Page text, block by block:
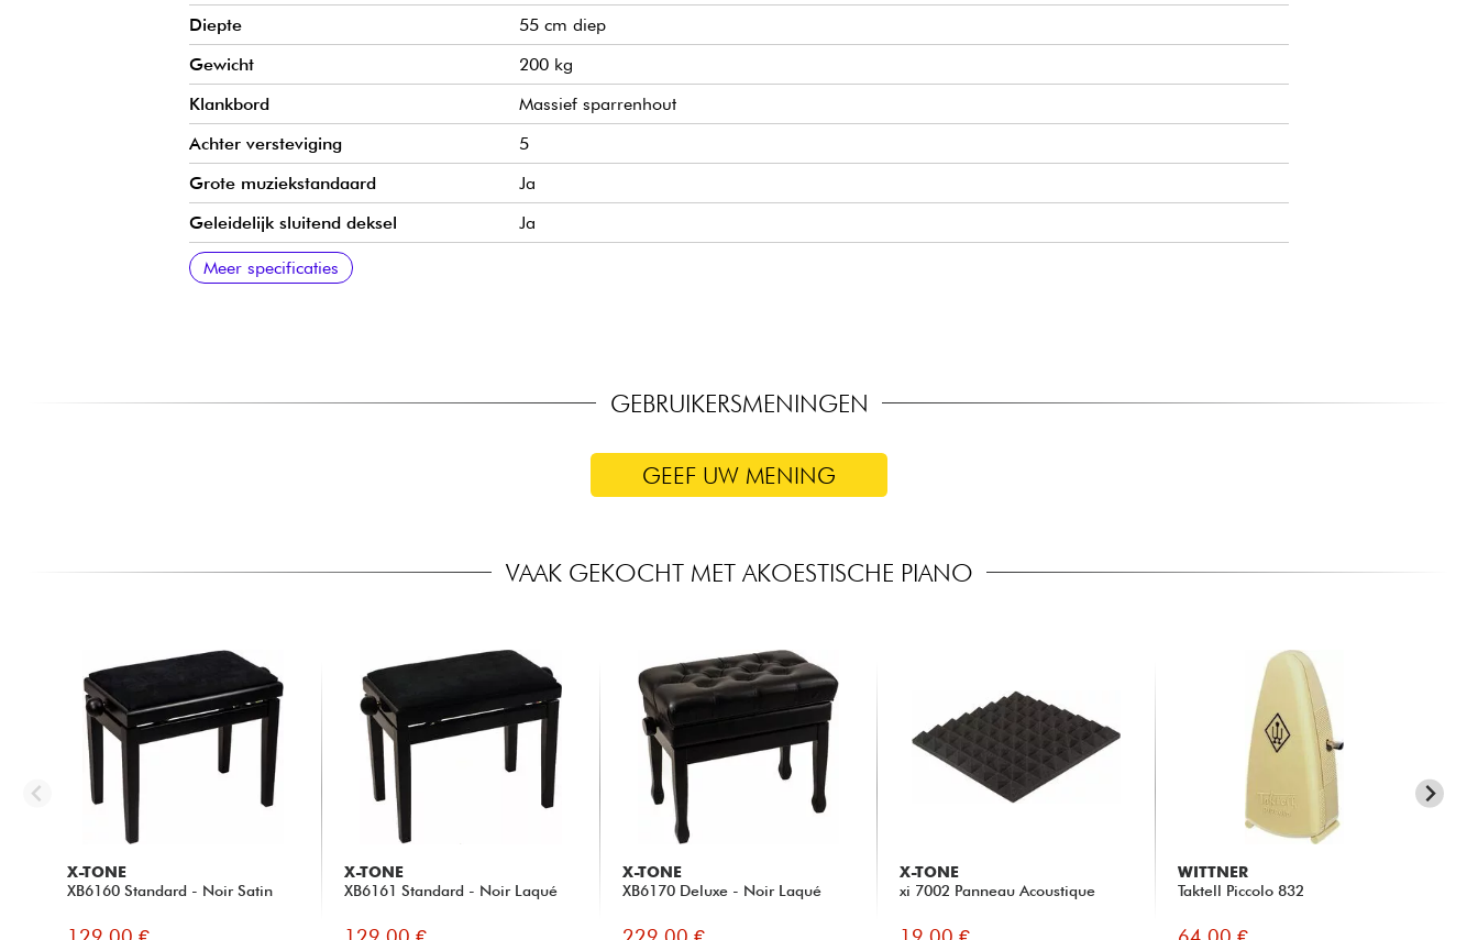
Diepte
55 cm diep
Gewicht
200 kg
Klankbord
Massief sparrenhout
Achter versteviging
5
Grote muziekstandaard
Ja
Geleidelijk sluitend deksel
Ja
Onder het dak
Mechanisch
Herkomst frame
Snaren
Meer specificaties
GEBRUIKERSMENINGEN
GEEF UW MENING
VAAK GEKOCHT MET AKOESTISCHE PIANO
X-TONE
XB6160 Standard - Noir Satin
X-TONE
XB6161 Standard - Noir Laqué
X-TONE
XB6170 Deluxe - Noir Laqué
X-TONE
xi 7002 Panneau Acoustique
WITTNER
Taktell Piccolo 832